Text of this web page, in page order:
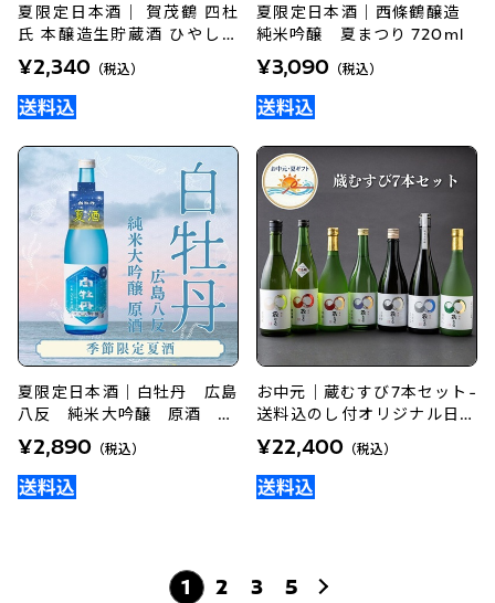
夏限定日本酒｜ 賀茂鶴 四杜
氏 本醸造生貯蔵酒 ひやしざ
け720ml
¥2,340 （税込）
夏限定日本酒｜西條鶴醸造
純米吟醸 夏まつり 720ml
¥3,090 （税込）
夏限定日本酒｜白牡丹 広島
八反 純米大吟醸 原酒 72
¥2,890 （税込）
お中元｜蔵むすび7本セット-
送料込のし付オリジナル日本
酒
¥22,400 （税込）
1 2 3 5 次